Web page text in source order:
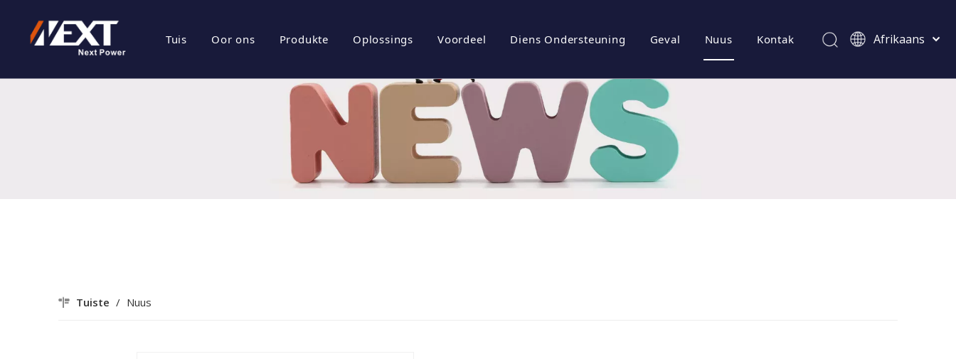
Tuis Oor ons
Maatskappy Kultuur
Maatskappy Styl
Produkte
Fotovoltaïese omskakelaar
Fotovoltaïese stelsel
Oplossings Voordeel Diens Ondersteuning
Aflaai
Gereelde vrae
Video's
Geval Nuus Kontak
Afrikaans
ไทย
Tuiste / Nuus